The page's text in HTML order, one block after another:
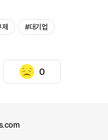
#대기업
0